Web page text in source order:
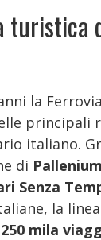
turistica
la
principali
italiano.
di
Senza
la
250 mila